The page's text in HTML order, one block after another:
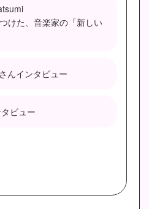
けた、音楽家の「新しい
んインタビュー
ビュー